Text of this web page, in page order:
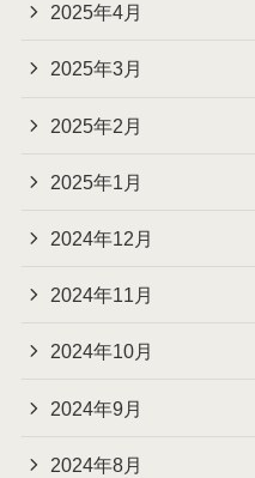
2025年4月
2025年3月
2025年2月
2025年1月
2024年12月
2024年11月
2024年10月
2024年9月
2024年8月